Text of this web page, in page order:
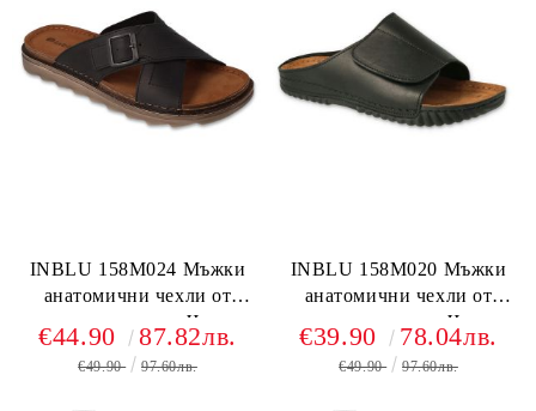
INBLU 158M024 Mъжки
анатомични чехли от
естествена кожа, Черни
€44.90 87.82лв.
€49.90 97.60лв.
INBLU 158M020 Mъжки
анатомични чехли от
естествена кожа, Черни
€39.90 78.04лв.
€49.90 97.60лв.